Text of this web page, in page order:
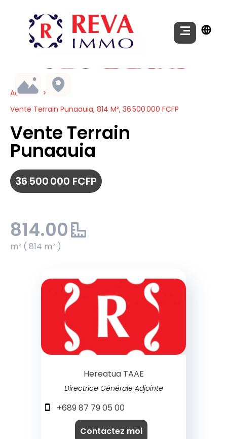
Accueil
Vente Terrain Punaauia, 814 M², 36 500 000 FCFP
Vente Terrain
Punaauia
36 500 000 FCFP
814.00
m² ( 814 m² )
Hereatua TAAE
Directrice Générale Adjointe
+689 87 79 05 00
Contactez moi